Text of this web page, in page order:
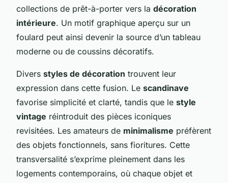
collections de prêt-à-porter vers la décoration
intérieure. Un motif graphique aperçu sur un
foulard peut ainsi devenir la source d’un tableau
moderne ou de coussins décoratifs.
Divers styles de décoration trouvent leur
expression dans cette fusion. Le scandinave
favorise simplicité et clarté, tandis que le style
vintage réintroduit des pièces iconiques
revisitées. Les amateurs de minimalisme préfèrent
des objets fonctionnels, sans fioritures. Cette
transversalité s’exprime pleinement dans les
logements contemporains, où chaque objet et